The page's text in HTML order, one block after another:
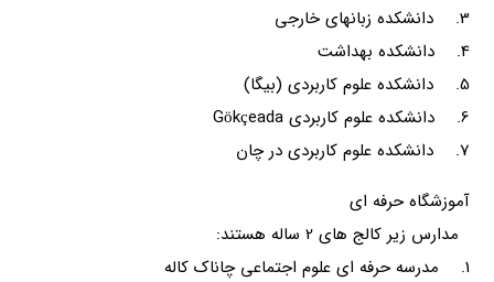
3. دانشکده زبانهای خارجی
4. دانشکده بهداشت
5. دانشکده علوم کاربردی (بیگا)
6. دانشکده علوم کاربردی Gökçeada
7. دانشکده علوم کاربردی در چان
آموزشگاه حرفه ای
مدارس زیر کالج های 2 ساله هستند:
1. مدرسه حرفه ای علوم اجتماعی چاناک کاله